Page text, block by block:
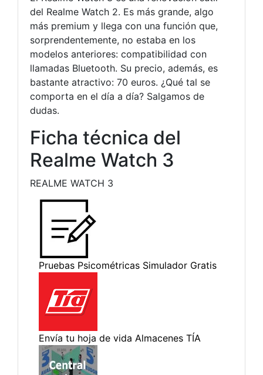
del Realme Watch 2. Es más grande, algo
más premium y llega con una función que,
sorprendentemente, no estaba en los
modelos anteriores: compatibilidad con
llamadas Bluetooth. Su precio, además, es
bastante atractivo: 70 euros. ¿Qué tal se
comporta en el día a día? Salgamos de
dudas.
Ficha técnica del
Realme Watch 3
REALME WATCH 3